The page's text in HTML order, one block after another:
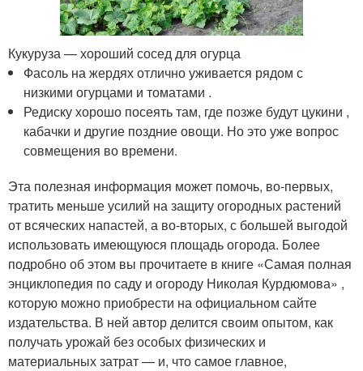
Кукуруза — хороший сосед для огурца
Фасоль на жердях отлично уживается рядом с
низкими огурцами и томатами .
Редиску хорошо посеять там, где позже будут цукини ,
кабачки и другие поздние овощи. Но это уже вопрос
совмещения во времени.
Эта полезная информация может помочь, во-первых,
тратить меньше усилий на защиту огородных растений
от всяческих напастей, а во-вторых, с большей выгодой
использовать имеющуюся площадь огорода. Более
подробно об этом вы прочитаете в книге «Самая полная
энциклопедия по саду и огороду Николая Курдюмова» ,
которую можно приобрести на официальном сайте
издательства. В ней автор делится своим опытом, как
получать урожай без особых физических и
материальных затрат — и, что самое главное,